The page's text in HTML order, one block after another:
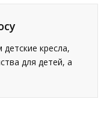
кресла,
для детей, а